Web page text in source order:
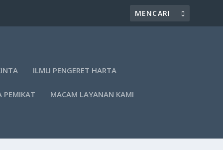
ILMU PENGERET HARTA
PEMIKAT MACAM LAYANAN KAMI